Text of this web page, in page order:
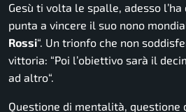
Gesù ti volta le spalle, adesso l’ha
punta a vincere il suo nono
Rossi“. Un trionfo che non
vittoria: “Poi l’obiettivo sarà il
ad altro“.
Questione di mentalità, questione